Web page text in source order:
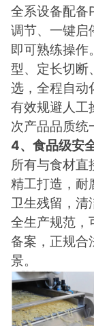
全系设备配备
调节、一键启
即可熟练操作
型、定长切断
选，全程自动
有效规避人工
次产品品质统
4、食品级安
所有与食材
精工打造，耐
卫生残留，清
全生产规范，
备案，正规合
景。